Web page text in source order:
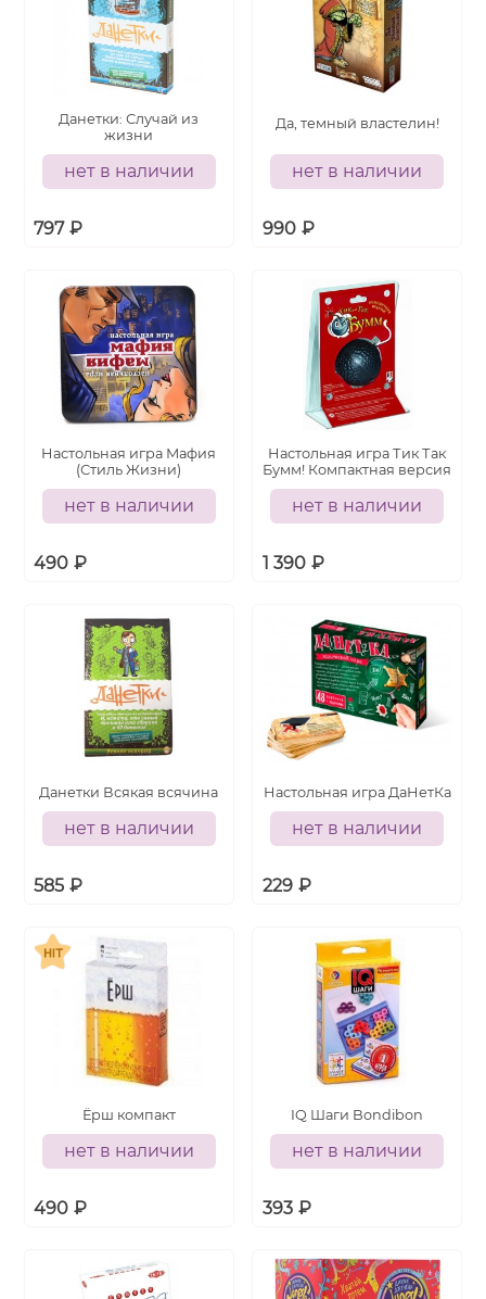
Данетки: Случай из
жизни
нет в наличии
797 ₽
Да, темный властелин!
нет в наличии
990 ₽
Настольная игра Мафия
(Стиль Жизни)
нет в наличии
490 ₽
Настольная игра Тик Так
Бумм! Компактная версия
нет в наличии
1 390 ₽
Данетки Всякая всячина
нет в наличии
585 ₽
Настольная игра ДаНетКа
нет в наличии
229 ₽
Ёрш компакт
нет в наличии
490 ₽
IQ Шаги Bondibon
нет в наличии
393 ₽